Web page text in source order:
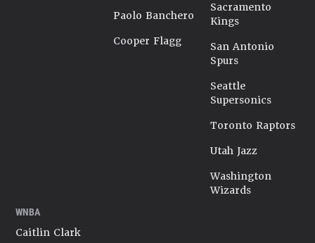
Paolo Banchero
Cooper Flagg
Sacramento
Kings
San Antonio
Spurs
Seattle
Supersonics
Toronto Raptors
Utah Jazz
Washington
Wizards
WNBA
Caitlin Clark